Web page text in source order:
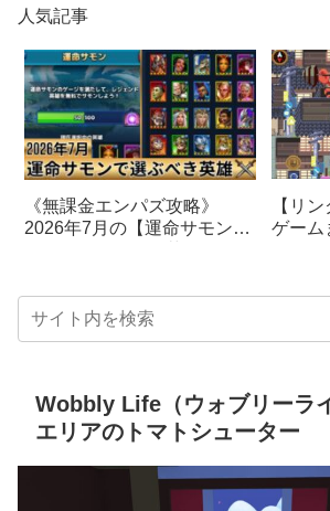
人気記事
《無課金エンパズ攻略》
2026年7月の【運命サモン】
【リ
ゲーム
クetc…
Wobbly Life（ウォブリーラ
エリアのトマトシューター